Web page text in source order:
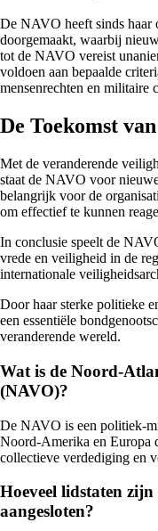
De NAVO heeft sinds haar
doorgemaakt, waarbij
tot de NAVO vereist
voldoen aan bepaalde
mensenrechten en militaire
De Toekomst
Met de veranderende
staat de NAVO voor
belangrijk voor de
om effectief te kunnen
In conclusie speelt de
vrede en veiligheid in de
internationale
Door haar sterke politieke
een essentiële
veranderende wereld.
Wat is de Noord-
(NAVO)?
De NAVO is een politiek-
Noord-Amerika en Europa
collectieve verdediging en
Hoeveel lidstaten
aangesloten?